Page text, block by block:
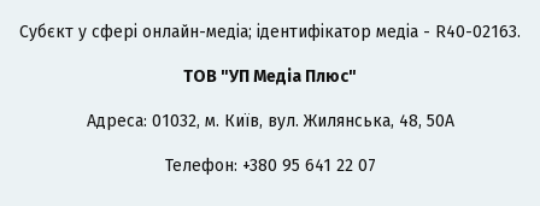
Cубєкт у сфері онлайн-медіа; ідентифікатор медіа - R40-02163.
ТОВ "УП Медіа Плюс"
Адреса: 01032, м. Київ, вул. Жилянська, 48, 50А
Телефон: +380 95 641 22 07